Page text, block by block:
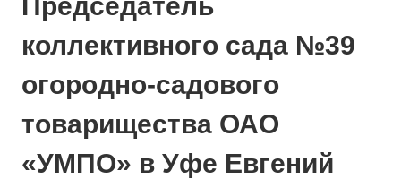
коллективного сада №39
огородно-садового
товарищества ОАО
«УМПО» в Уфе Евгений